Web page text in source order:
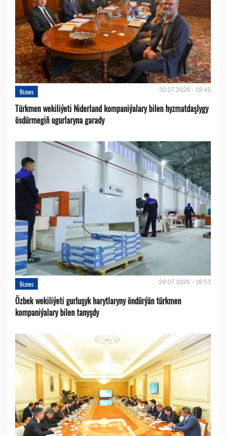
Biznes 30.07.2026 - 19:45
Türkmen wekiliýeti Niderland kompaniýalary bilen hyzmatdaşlygy
ösdürmegiň ugurlaryna garady
Biznes 28.07.2026 - 16:53
Özbek wekiliýeti gurluşyk harytlaryny öndürýän türkmen
kompaniýalary bilen tanyşdy